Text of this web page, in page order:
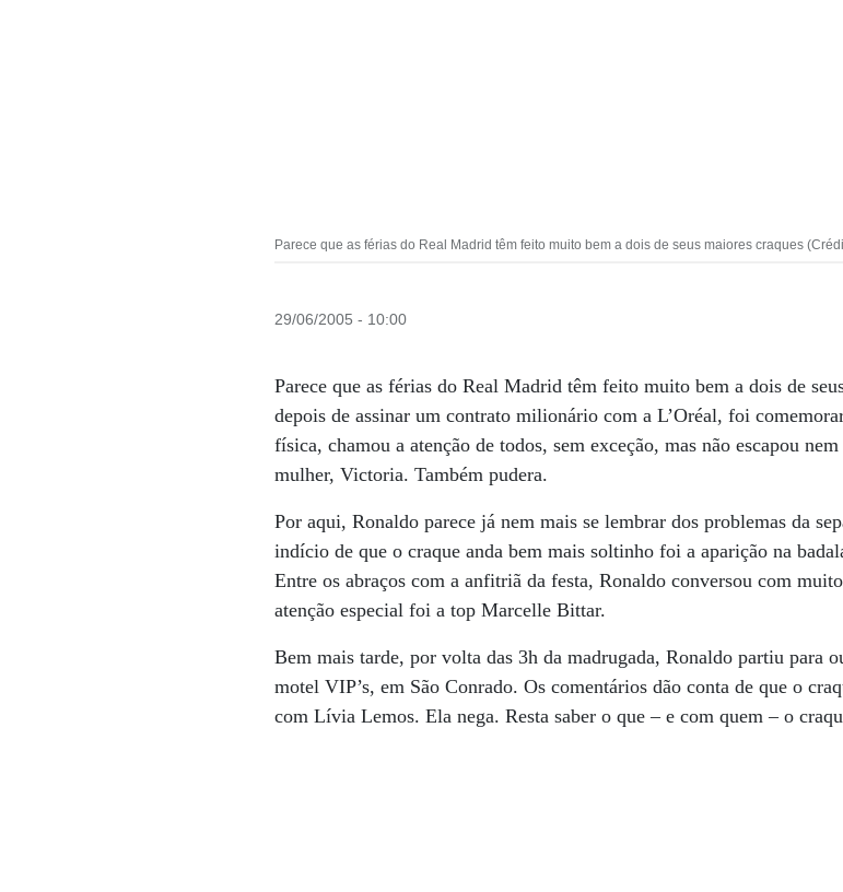
Parece que as férias do Real Madrid têm feito muito bem a dois de seus maiores craques
29/06/2005 - 10:00
Parece que as férias do Real Madrid têm feito muito bem a dois de
depois de assinar um contrato milionário com a L’Oréal, foi
física, chamou a atenção de todos, sem exceção, mas não escapou
mulher, Victoria. Também pudera.
Por aqui, Ronaldo parece já nem mais se lembrar dos problemas da
indício de que o craque anda bem mais soltinho foi a aparição na
Entre os abraços com a anfitriã da festa, Ronaldo conversou com
atenção especial foi a top Marcelle Bittar.
Bem mais tarde, por volta das 3h da madrugada, Ronaldo partiu para
motel VIP’s, em São Conrado. Os comentários dão conta de que o
com Lívia Lemos. Ela nega. Resta saber o que – e com quem – o